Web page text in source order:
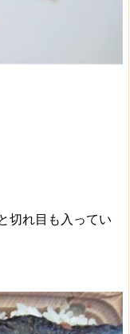
切れ目も入ってい